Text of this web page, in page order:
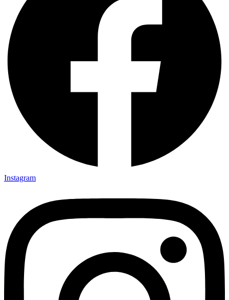
Instagram